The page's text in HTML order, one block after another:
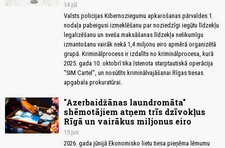
14.jūl
Valsts policijas Kibernoziegumu apkarošanas pārvaldes 1.
nodaļa pabeigusi izmeklēšanu par noziedzīgi iegūtu līdzekļu
legalizēšanu un sveša maksāšanas līdzekļa nelikumīgu
izmantošanu vairāk nekā 1,4 miljonu eiro apmērā organizētā
grupā. Kriminālprocess ir izdalīts no kriminālprocesa, kurā
2025. gada 10. oktobrī tika īstenota starptautiskā operācija
“SIM Cartel”, un nosūtīts kriminālvajāšanai Rīgas tiesas
apgabala prokuratūrai.
"Azerbaidžānas laundromāta"
shēmotājiem atņem trīs dzīvokļus
Rīgā un vairākus miljonus eiro
15.jun
2026. gada jūnijā Ekonomisko lietu tiesa pieņēma lēmumu